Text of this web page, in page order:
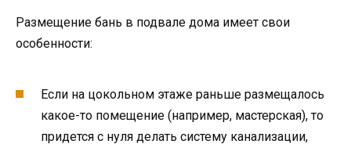
Размещение бань в подвале дома имеет свои
особенности:
Если на цокольном этаже раньше размещалось
какое-то помещение (например, мастерская), то
придется с нуля делать систему канализации,